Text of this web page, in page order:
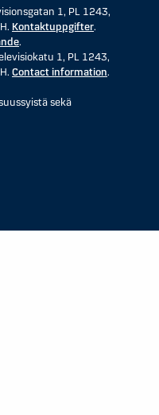
1, PL 1243,
Kontaktuppgifter.
.
1, PL 1243,
Contact information.
sekä